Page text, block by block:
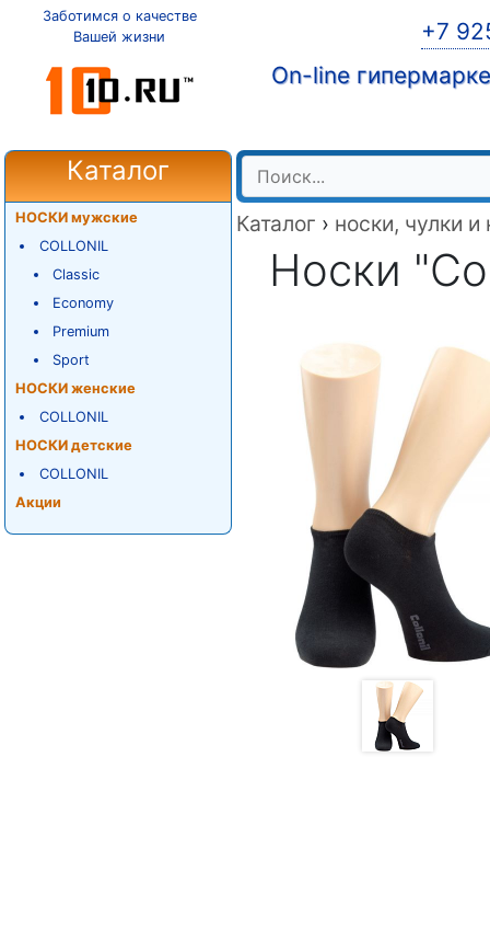
Заботимся о качестве
Вашей жизни
+7
On-line
Каталог
НОСКИ мужские
COLLONIL
Classic
Economy
Premium
Sport
НОСКИ женские
COLLONIL
НОСКИ детские
COLLONIL
Акции
Каталог › носки, чулки и
Носки